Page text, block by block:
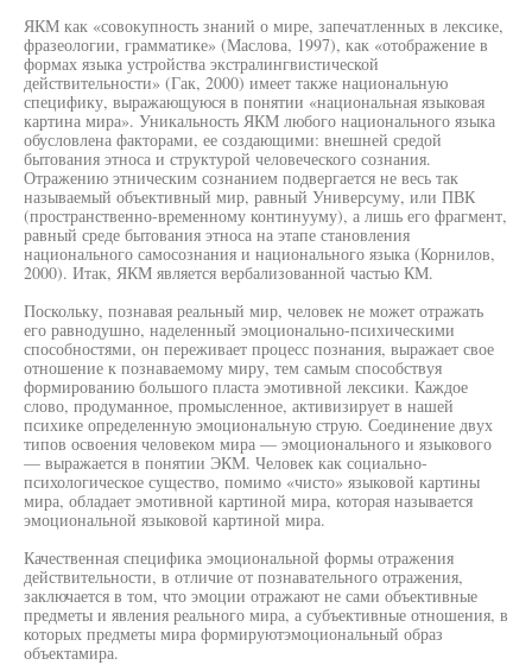
ЯКМ как «совокупность знаний о мире, запечатленных в лексике,
фразеологии, грамматике» (Маслова, 1997), как «отображение в
формах языка устройства экстралингвистической
действительности» (Гак, 2000) имеет также национальную
специфику, выражающуюся в понятии «национальная языковая
картина мира». Уникальность ЯКМ любого национального языка
обусловлена факторами, ее создающими: внешней средой
бытования этноса и структурой человеческого сознания.
Отражению этническим сознанием подвергается не весь так
называемый объективный мир, равный Универсуму, или ПВК
(пространственно-временному континууму), а лишь его фрагмент,
равный среде бытования этноса на этапе становления
национального самосознания и национального языка (Корнилов,
2000). Итак, ЯКМ является вербализованной частью КМ.
Поскольку, познавая реальный мир, человек не может отражать
его равнодушно, наделенный эмоционально-психическими
способностями, он переживает процесс познания, выражает свое
отношение к познаваемому миру, тем самым способствуя
формированию большого пласта эмотивной лексики. Каждое
слово, продуманное, промысленное, активизирует в нашей
психике определенную эмоциональную струю. Соединение двух
типов освоения человеком мира — эмоционального и языкового
— выражается в понятии ЭКМ. Человек как социально-
психологическое существо, помимо «чисто» языковой картины
мира, обладает эмотивной картиной мира, которая называется
эмоциональной языковой картиной мира.
Качественная специфика эмоциональной формы отражения
действительности, в отличие от познавательного отражения,
заключается в том, что эмоции отражают не сами объективные
предметы и явления реального мира, а субъективные отношения, в
которых предметы мира формируютэмоциональный образ
объектамира.